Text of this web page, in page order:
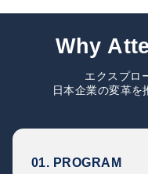
Why
エクスプロ
日本企業の変革を
01. PROGRAM